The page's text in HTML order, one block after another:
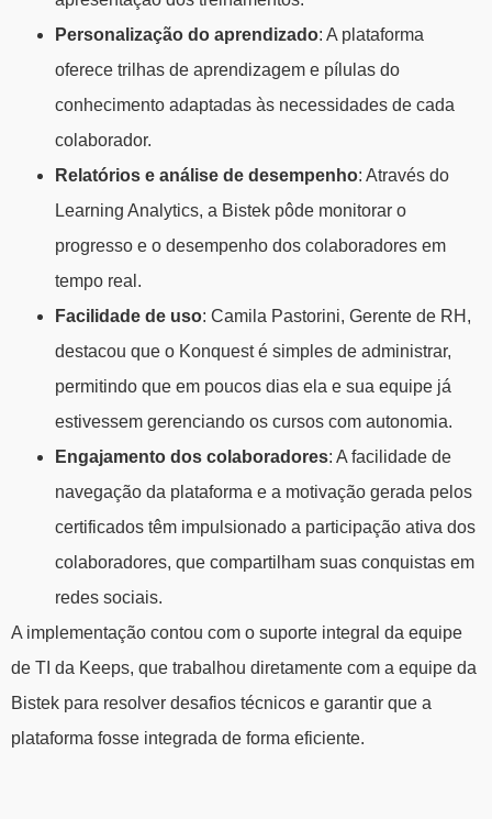
Personalização do aprendizado: A plataforma
oferece trilhas de aprendizagem e pílulas do
conhecimento adaptadas às necessidades de cada
colaborador.
Relatórios e análise de desempenho: Através do
Learning Analytics, a Bistek pôde monitorar o
progresso e o desempenho dos colaboradores em
tempo real.
Facilidade de uso: Camila Pastorini, Gerente de RH,
destacou que o Konquest é simples de administrar,
permitindo que em poucos dias ela e sua equipe já
estivessem gerenciando os cursos com autonomia.
Engajamento dos colaboradores: A facilidade de
navegação da plataforma e a motivação gerada pelos
certificados têm impulsionado a participação ativa dos
colaboradores, que compartilham suas conquistas em
redes sociais.
A implementação contou com o suporte integral da equipe
de TI da Keeps, que trabalhou diretamente com a equipe da
Bistek para resolver desafios técnicos e garantir que a
plataforma fosse integrada de forma eficiente.